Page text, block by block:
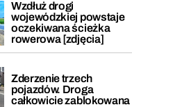
Wzdłuż drogi
wojewódzkiej powstaje
oczekiwana ścieżka
rowerowa [zdjęcia]
Zderzenie trzech
pojazdów. Droga
całkowicie zablokowana